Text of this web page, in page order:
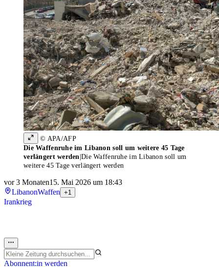
© APA/AFP
Die Waffenruhe im Libanon soll um weitere 45 Tage
verlängert werden |Die Waffenruhe im Libanon soll um
weitere 45 Tage verlängert werden
vor 3 Monaten15. Mai 2026 um 18:43
LibanonWaffen +1
Irankrieg
Abonnent:in werden